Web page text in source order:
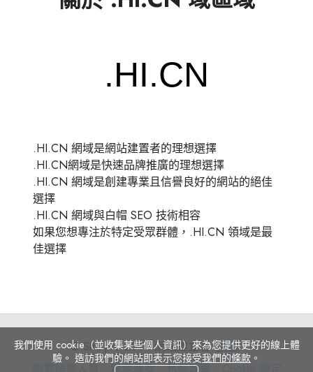
.HI.CN 網域是網站建置者的理想選擇
.HI.CN網域是快速品牌推廣的理想選擇
.HI.CN 網域是創建專業且信譽良好的網站的絕佳
選擇
.HI.CN 網域與白帽 SEO 技術相容
如果您想專注於特定受眾群體，.HI.CN 領域是最
佳選擇
© Site.pro 2011. 網站建立者.美国.
聯繫銷售人員 服
服務條款 私
私隱政策 Cookie
Cookie 設定
我們使用 cookie（並收集某些個人資訊）來為您提供更好的線上體
驗。 造訪我們的網站即表示您接受我們的條款 。